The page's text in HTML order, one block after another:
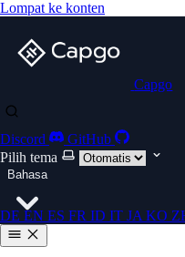
Lompat ke konten
Capgo
Discord
GitHub
Pilih tema
Bahasa
DE EN ES FR ID IT JA KO